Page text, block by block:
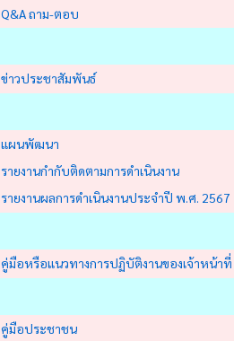
Q&A ถาม-ตอบ
ข่าวประชาสัมพันธ์
แผนพัฒนา
รายงานกำกับติดตามการดำเนินงาน
รายงานผลการดำเนินงานประจำปี พ.ศ. 2567
คู่มือหรือแนวทางการปฏิบัติงานของเจ้าหน้าที่
คู่มือประชาชน